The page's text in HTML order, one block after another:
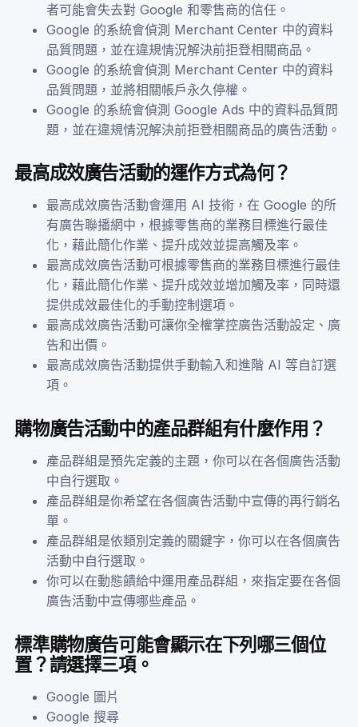
者可能會失去對 Google 和零售商的信任。
Google 的系統會偵測 Merchant Center 中的資料
品質問題，並在違規情況解決前拒登相關商品。
Google 的系統會偵測 Merchant Center 中的資料
品質問題，並將相關帳戶永久停權。
Google 的系統會偵測 Google Ads 中的資料品質問
題，並在違規情況解決前拒登相關商品的廣告活動。
最高成效廣告活動的運作方式為何？
最高成效廣告活動會運用 AI 技術，在 Google 的所
有廣告聯播網中，根據零售商的業務目標進行最佳
化，藉此簡化作業、提升成效並提高觸及率。
最高成效廣告活動可根據零售商的業務目標進行最佳
化，藉此簡化作業、提升成效並增加觸及率，同時還
提供成效最佳化的手動控制選項。
最高成效廣告活動可讓你全權掌控廣告活動設定、廣
告和出價。
最高成效廣告活動提供手動輸入和進階 AI 等自訂選
項。
購物廣告活動中的產品群組有什麼作用？
產品群組是預先定義的主題，你可以在各個廣告活動
中自行選取。
產品群組是你希望在各個廣告活動中宣傳的再行銷名
單。
產品群組是依類別定義的關鍵字，你可以在各個廣告
活動中自行選取。
你可以在動態饋給中運用產品群組，來指定要在各個
廣告活動中宣傳哪些產品。
標準購物廣告可能會顯示在下列哪三個位
置？請選擇三項。
Google 圖片
Google 搜尋